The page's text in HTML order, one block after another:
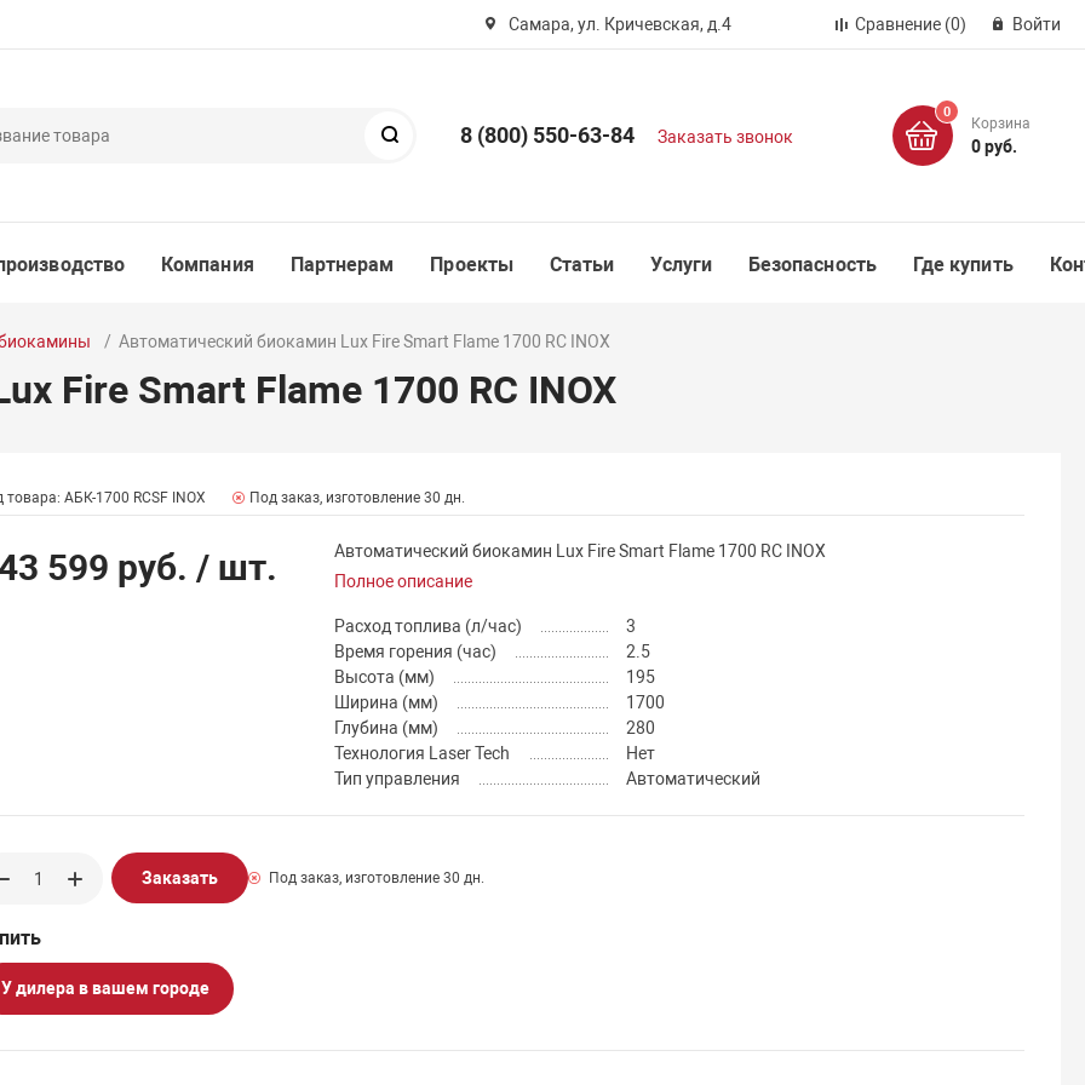
Самара, ул. Кричевская, д.4 Сравнение (0) Войти
8 (800) 550-63-84 Заказать звонок
0
Корзина
0 руб.
Компания Партнерам Проекты Статьи Услуги Безопасность Где купить
Автоматический биокамин Lux Fire Smart Flame 1700 RC INOX
Fire Smart Flame 1700 RC INOX
товара: АБК-1700 RCSF INOX Под заказ, изготовление 30 дн.
599 руб. / шт.
Автоматический биокамин Lux Fire Smart Flame 1700 RC INOX
Полное описание
Расход топлива (л/час)
3
Время горения (час)
2.5
Высота (мм)
195
Ширина (мм)
1700
Глубина (мм)
280
Технология Laser Tech
Нет
Тип управления
Автоматический
Заказать Под заказ, изготовление 30 дн.
У дилера в вашем городе